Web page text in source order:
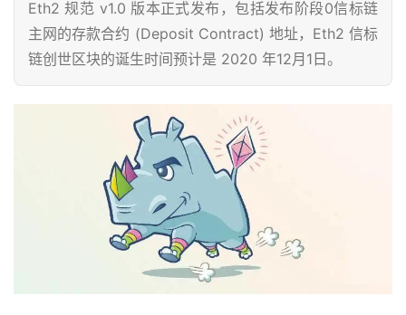
Eth2 规范 v1.0 版本正式发布，包括发布阶段0信标链
主网的存款合约 (Deposit Contract) 地址，Eth2 信标
链创世区块的诞生时间预计是 2020 年12月1日。